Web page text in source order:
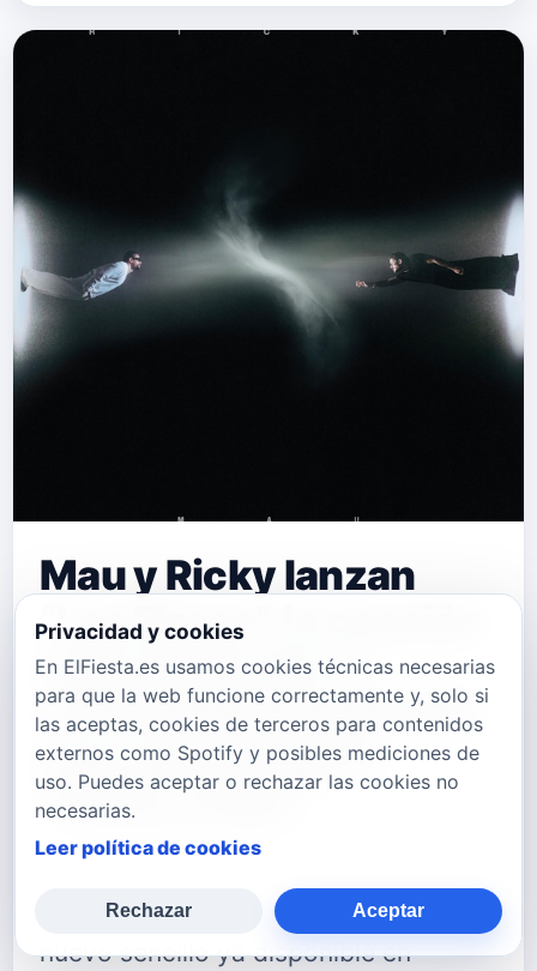
Mau y Ricky lanzan
“Las Flores”, la canción
más íntima de su
carrera que da sentido
a su nuevo álbum
“Ricky y Mau”
Los hermanos venezolanos Mau y
Ricky presentan “Las Flores”, su
nuevo sencillo ya disponible en
Privacidad y cookies
En ElFiesta.es usamos cookies técnicas necesarias
para que la web funcione correctamente y, solo si
las aceptas, cookies de terceros para contenidos
externos como Spotify y posibles mediciones de
uso. Puedes aceptar o rechazar las cookies no
necesarias.
Leer política de cookies
Rechazar Aceptar